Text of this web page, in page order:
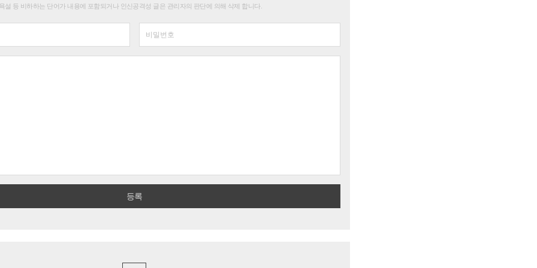
설 등 비하하는 단어가 내용에 포함되거나 인신공격성 글은 관리자의 판단에 의해 삭제 합니다.